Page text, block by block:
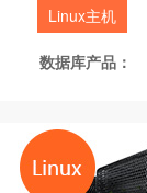
Linux主机
数据库产品：